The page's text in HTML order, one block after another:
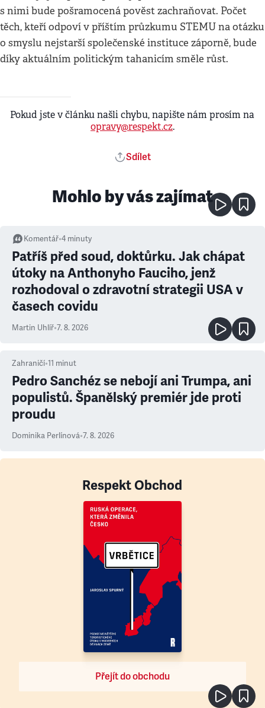
s nimi bude pošramocená pověst zachraňovat. Počet
těch, kteří odpoví v příštím průzkumu STEMU na otázku
o smyslu nejstarší společenské instituce záporně, bude
díky aktuálním politickým tahanicím směle růst.
Pokud jste v článku našli chybu, napište nám prosím na
opravy@respekt.cz.
Sdílet
Mohlo by vás zajímat
Komentář•4 minuty
Patříš před soud, doktůrku. Jak chápat
útoky na Anthonyho Fauciho, jenž
rozhodoval o zdravotní strategii USA v
časech covidu
Martin Uhlíř•7. 8. 2026
Zahraničí•11 minut
Pedro Sanchéz se nebojí ani Trumpa, ani
populistů. Španělský premiér jde proti
proudu
Dominika Perlínová•7. 8. 2026
Respekt Obchod
Přejít do obchodu